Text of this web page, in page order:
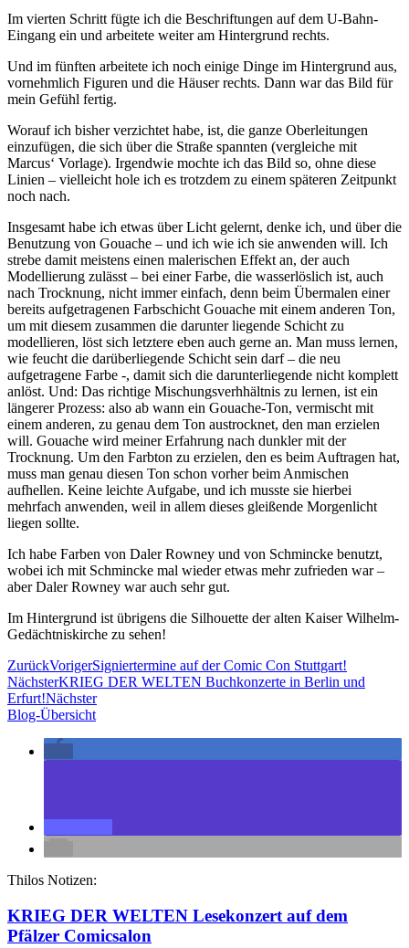
Im vierten Schritt fügte ich die Beschriftungen auf dem U-Bahn-
Eingang ein und arbeitete weiter am Hintergrund rechts.
Und im fünften arbeitete ich noch einige Dinge im Hintergrund aus,
vornehmlich Figuren und die Häuser rechts. Dann war das Bild für
mein Gefühl fertig.
Worauf ich bisher verzichtet habe, ist, die ganze Oberleitungen
einzufügen, die sich über die Straße spannten (vergleiche mit
Marcus‘ Vorlage). Irgendwie mochte ich das Bild so, ohne diese
Linien – vielleicht hole ich es trotzdem zu einem späteren Zeitpunkt
noch nach.
Insgesamt habe ich etwas über Licht gelernt, denke ich, und über die
Benutzung von Gouache – und ich wie ich sie anwenden will. Ich
strebe damit meistens einen malerischen Effekt an, der auch
Modellierung zulässt – bei einer Farbe, die wasserlöslich ist, auch
nach Trocknung, nicht immer einfach, denn beim Übermalen einer
bereits aufgetragenen Farbschicht Gouache mit einem anderen Ton,
um mit diesem zusammen die darunter liegende Schicht zu
modellieren, löst sich letztere eben auch gerne an. Man muss lernen,
wie feucht die darüberliegende Schicht sein darf – die neu
aufgetragene Farbe -, damit sich die darunterliegende nicht komplett
anlöst. Und: Das richtige Mischungsverhhältnis zu lernen, ist ein
längerer Prozess: also ab wann ein Gouache-Ton, vermischt mit
einem anderen, zu genau dem Ton austrocknet, den man erzielen
will. Gouache wird meiner Erfahrung nach dunkler mit der
Trocknung. Um den Farbton zu erzielen, den es beim Auftragen hat,
muss man genau diesen Ton schon vorher beim Anmischen
aufhellen. Keine leichte Aufgabe, und ich musste sie hierbei
mehrfach anwenden, weil in allem dieses gleißende Morgenlicht
liegen sollte.
Ich habe Farben von Daler Rowney und von Schmincke benutzt,
wobei ich mit Schmincke mal wieder etwas mehr zufrieden war –
aber Daler Rowney war auch sehr gut.
Im Hintergrund ist übrigens die Silhouette der alten Kaiser Wilhelm-
Gedächtniskirche zu sehen!
ZurückVorigerSigniertermine auf der Comic Con Stuttgart!
NächsterKRIEG DER WELTEN Buchkonzerte in Berlin und
Erfurt!Nächster
Blog-Übersicht
Thilos Notizen:
KRIEG DER WELTEN Lesekonzert auf dem
Pfälzer Comicsalon